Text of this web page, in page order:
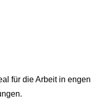
für die Arbeit in engen